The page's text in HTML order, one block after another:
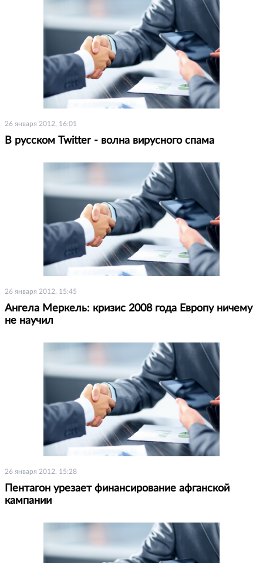
26 января 2012, 16:01
В русском Twitter - волна вирусного спама
26 января 2012, 15:45
Ангела Меркель: кризис 2008 года Европу ничему
не научил
26 января 2012, 15:28
Пентагон урезает финансирование афганской
кампании